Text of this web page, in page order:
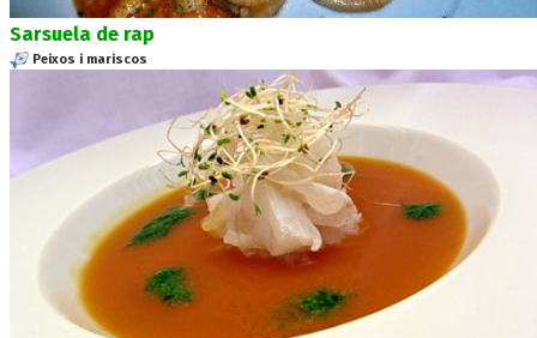
Sarsuela de rap
Peixos i mariscos